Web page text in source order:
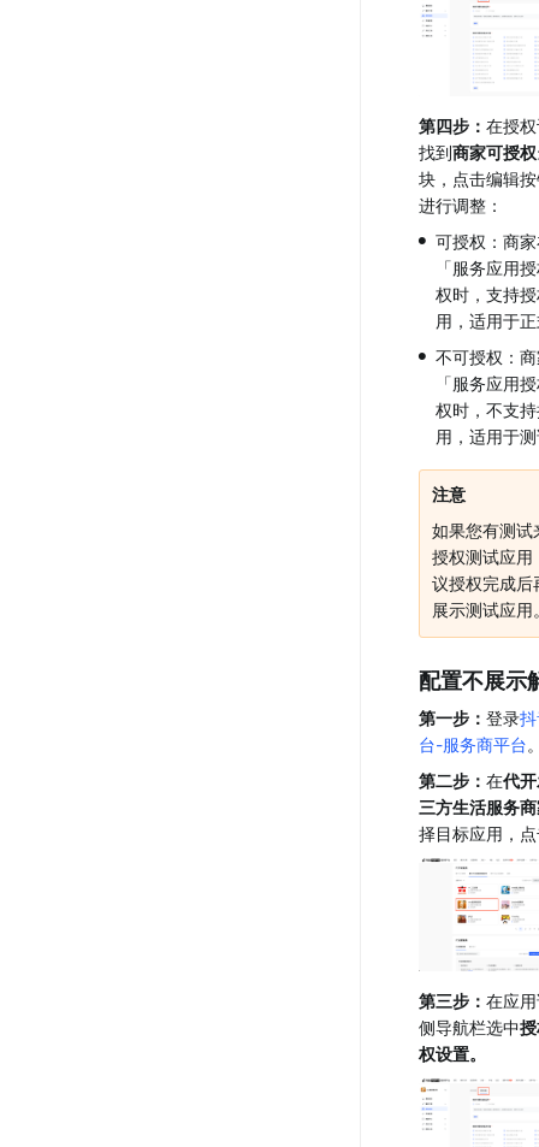
第四步： 在授
找到商家可授
块，点击编辑
进行调整：
• 可授权：商
「服务应用
权时，支持
用，适用于
• 不可授权：
「服务应用
权时，不支
用，适用于
注意
如果您有测试
授权测试应用
议授权完成后
展示测试应用
配置不展示
第一步： 登录
台-服务商平台
第二步： 在代
三方生活服务
择目标应用，
第三步： 在应
侧导航栏选中
权设置。